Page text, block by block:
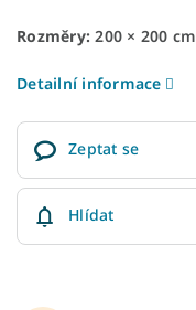
Rozměry: 200 × 200 cm
Detailní informace
Zeptat se
Hlídat